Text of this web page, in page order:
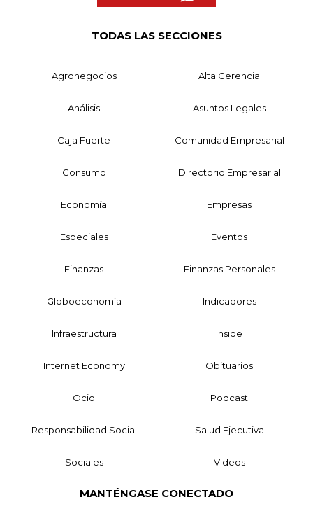
TODAS LAS SECCIONES
Agronegocios Alta Gerencia
Análisis Asuntos Legales
Caja Fuerte Comunidad Empresarial
Consumo Directorio Empresarial
Economía Empresas
Especiales Eventos
Finanzas Finanzas Personales
Globoeconomía Indicadores
Infraestructura Inside
Internet Economy Obituarios
Ocio Podcast
Responsabilidad Social Salud Ejecutiva
Sociales Videos
MANTÉNGASE CONECTADO